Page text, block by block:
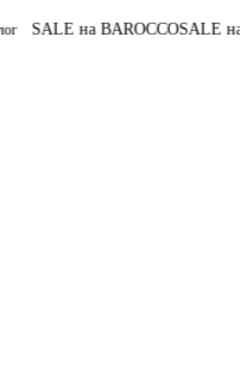
BAROCCOSALE на BAROCCO